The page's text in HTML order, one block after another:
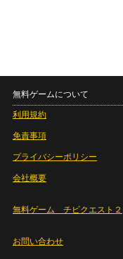
無料ゲームについて
利用規約
免責事項
プライバシーポリシー
会社概要
無料ゲーム チビクエスト２
お問い合わせ